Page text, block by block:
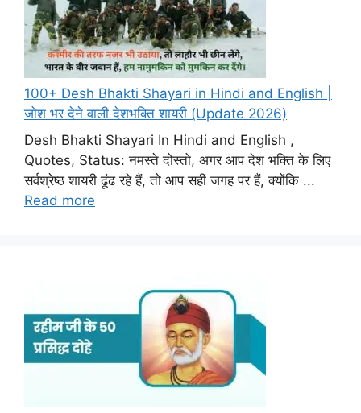
100+ Desh Bhakti Shayari in Hindi and English |
जोश भर देने वाली देशभक्ति शायरी (Update 2026)
Desh Bhakti Shayari In Hindi and English ,
Quotes, Status: नमस्ते दोस्तो, अगर आप देश भक्ति के लिए
सर्वश्रेष्ठ शायरी ढूंढ रहे हैं, तो आप सही जगह पर हैं, क्योंकि ...
Read more